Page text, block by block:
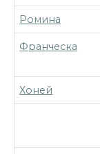
Ромина
Франческа
Хоней